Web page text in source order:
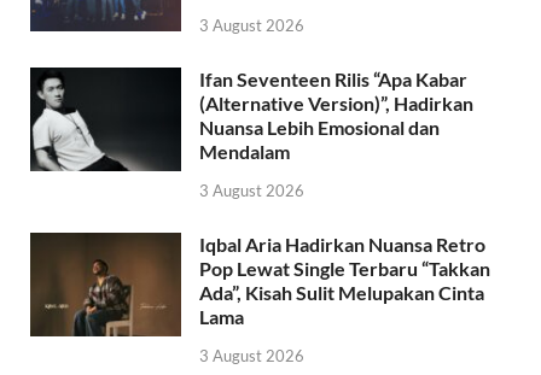
3 August 2026
Ifan Seventeen Rilis “Apa Kabar
(Alternative Version)”, Hadirkan
Nuansa Lebih Emosional dan
Mendalam
3 August 2026
Iqbal Aria Hadirkan Nuansa Retro
Pop Lewat Single Terbaru “Takkan
Ada”, Kisah Sulit Melupakan Cinta
Lama
3 August 2026